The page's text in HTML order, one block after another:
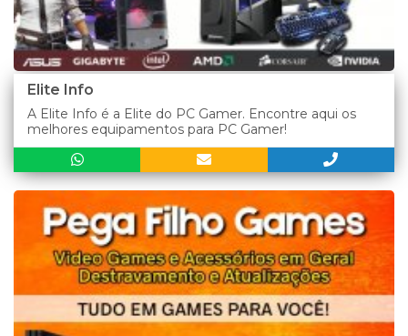
Elite Info
A Elite Info é a Elite do PC Gamer. Encontre aqui os
melhores equipamentos para PC Gamer!